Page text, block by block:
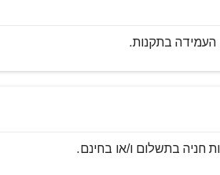
העמידה בתקנות.
חניה בתשלום ו/או בחינם.